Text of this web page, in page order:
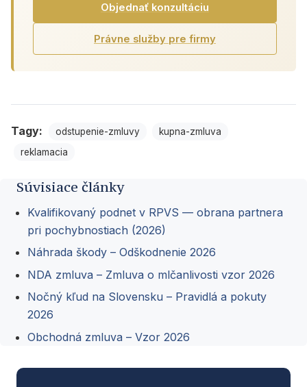
Objednať konzultáciu
Právne služby pre firmy
Tagy: odstupenie-zmluvy
kupna-zmluva
reklamacia
Súvisiace články
Kvalifikovaný podnet v RPVS — obrana partnera
pri pochybnostiach (2026)
Náhrada škody – Odškodnenie 2026
NDA zmluva – Zmluva o mlčanlivosti vzor 2026
Nočný kľud na Slovensku – Pravidlá a pokuty
2026
Obchodná zmluva – Vzor 2026